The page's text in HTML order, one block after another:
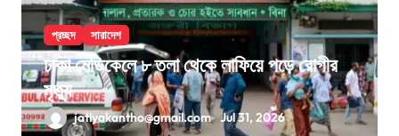
প্রচ্ছদ সারাদেশ
ঢাকা মেডিকেলে ৮ তলা থেকে লাফিয়ে পড়ে রোগীর
মৃত্যু
jatiyakantho@gmail.com Jul 31, 2026